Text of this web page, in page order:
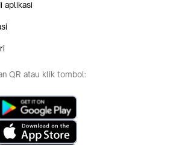
aplikasi
QR atau klik tombol: